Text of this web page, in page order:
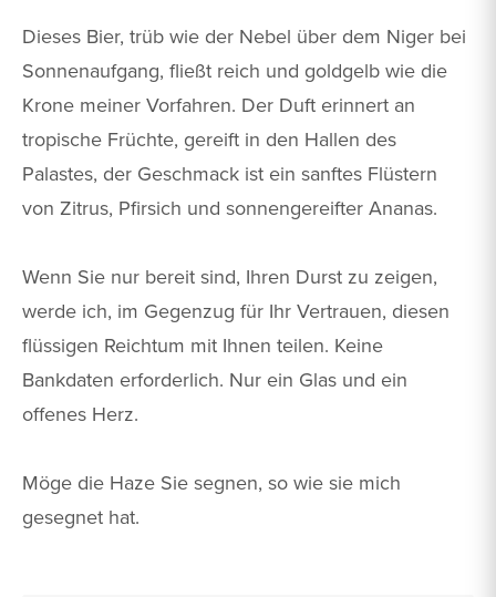
Dieses Bier, trüb wie der Nebel über dem Niger bei
Sonnenaufgang, fließt reich und goldgelb wie die
Krone meiner Vorfahren. Der Duft erinnert an
tropische Früchte, gereift in den Hallen des
Palastes, der Geschmack ist ein sanftes Flüstern
von Zitrus, Pfirsich und sonnengereifter Ananas.
Wenn Sie nur bereit sind, Ihren Durst zu zeigen,
werde ich, im Gegenzug für Ihr Vertrauen, diesen
flüssigen Reichtum mit Ihnen teilen. Keine
Bankdaten erforderlich. Nur ein Glas und ein
offenes Herz.
Möge die Haze Sie segnen, so wie sie mich
gesegnet hat.